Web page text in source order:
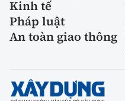
Kinh tế
Pháp luật
An toàn giao thông